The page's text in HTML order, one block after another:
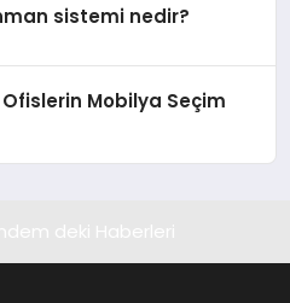
sistemi nedir?
Mobilya Seçim